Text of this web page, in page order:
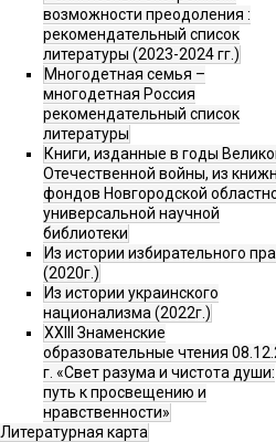
возможности преодоления :
рекомендательный список
литературы (2023-2024 гг.)
Многодетная семья –
многодетная Россия
рекомендательный список
литературы
Книги, изданные в годы
Отечественной войны, из
фондов Новгородской
универсальной научной
библиотеки
Из истории избирательного
(2020г.)
Из истории украинского
национализма (2022г.)
XXIII Знаменские
образовательные чтения
г. «Свет разума и чистота души:
путь к просвещению и
нравственности»
Литературная карта